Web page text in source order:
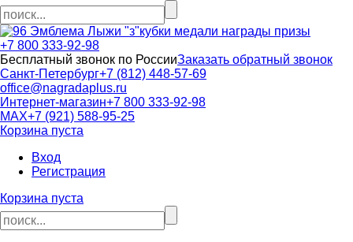
кубки медали награды призы
+7 800 333-92-98
Бесплатный звонок по РоссииЗаказать обратный звонок
Санкт-Петербург+7 (812) 448-57-69
office@nagradaplus.ru
Интернет-магазин+7 800 333-92-98
MAX+7 (921) 588-95-25
Корзина пуста
Вход
Регистрация
Корзина пуста